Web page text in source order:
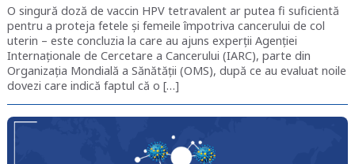
O singură doză de vaccin HPV tetravalent ar putea fi suficientă
pentru a proteja fetele și femeile împotriva cancerului de col
uterin – este concluzia la care au ajuns experții Agenției
Internaționale de Cercetare a Cancerului (IARC), parte din
Organizația Mondială a Sănătății (OMS), după ce au evaluat noile
dovezi care indică faptul că o […]